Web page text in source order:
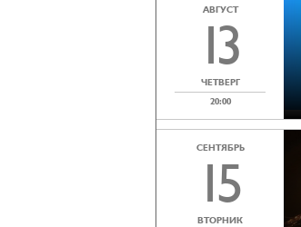
АВГУСТ
13
ЧЕТВЕРГ
20:00
СЕНТЯБРЬ
15
ВТОРНИК